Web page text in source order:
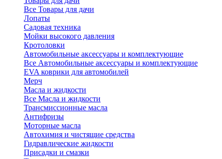
Все Товары для дачи
Лопаты
Садовая техника
Мойки высокого давления
Кротоловки
Автомобильные аксессуары и комплектующие
Все Автомобильные аксессуары и комплектующие
EVA коврики для автомобилей
Мерч
Масла и жидкости
Все Масла и жидкости
Трансмиссионные масла
Антифризы
Моторные масла
Автохимия и чистящие средства
Гидравлические жидкости
Присадки и смазки